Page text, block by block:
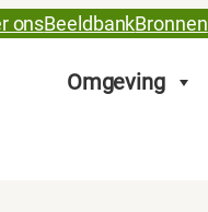
onsBeeldbankBronnen
Omgeving